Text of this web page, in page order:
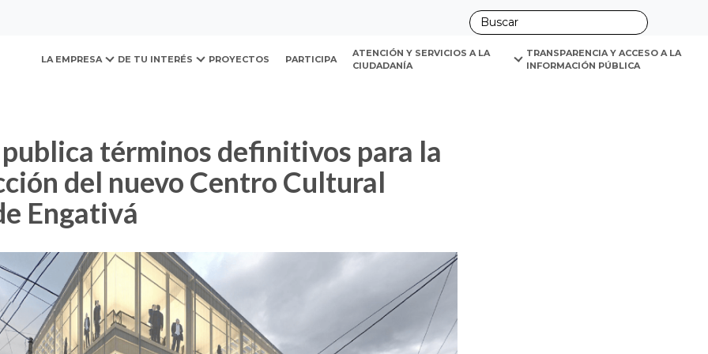
LA EMPRESA DE TU INTERÉS PROYECTOS PARTICIPA
ATENCIÓN Y SERVICIOS A LA
CIUDADANÍA
TRANSPARENCIA Y ACCESO A LA
INFORMACIÓN PÚBLICA
definitivos para la construcción del nuevo Centro Cultural Juvenil de Engativá
del nuevo Centro Cultural
Engativá